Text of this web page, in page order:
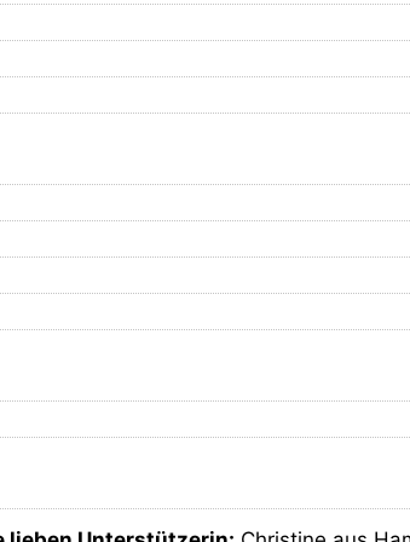
aber viel Potential